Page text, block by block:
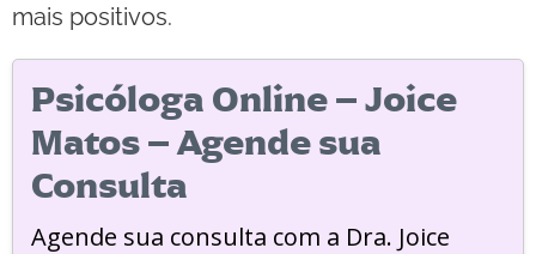
mais positivos.
Psicóloga Online – Joice
Matos – Agende sua
Consulta
Agende sua consulta com a Dra. Joice